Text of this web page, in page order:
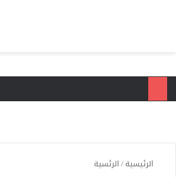
الرئيسية/الرئسية